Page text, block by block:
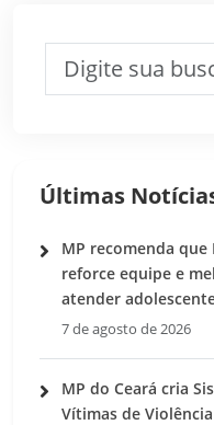
Últimas
MP recomenda
reforce equipe e
atender
7 de agosto de 2026
MP do Ceará cria
Vítimas de